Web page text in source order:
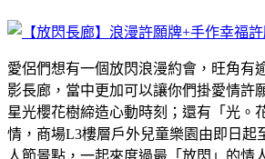
愛侶們想有一個放閃浪漫約會，旺角有
影長廊，當中更加可以讓你們掛愛情許
星光櫻花樹締造心動時刻；還有「光。
情，商場L3樓層戶外兒童樂園由即日起